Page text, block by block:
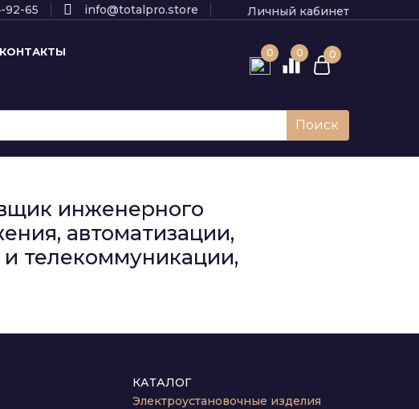
92-65 info@totalpro.store Личный кабинет
КОНТАКТЫ 0 0 0
Поиск
инженерного
автоматизации,
и телекоммуникации,
КАТАЛОГ
Электроустановочные изделия